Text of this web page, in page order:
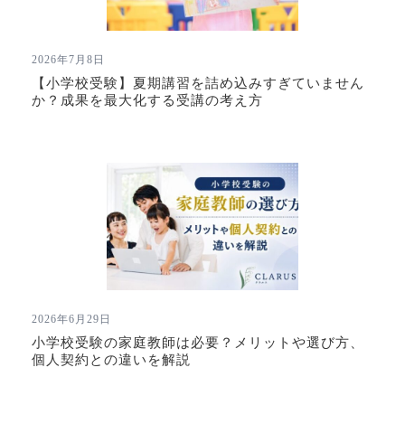
2026年7月8日
【小学校受験】夏期講習を詰め込みすぎていません
か？成果を最大化する受講の考え方
2026年6月29日
小学校受験の家庭教師は必要？メリットや選び方、
個人契約との違いを解説